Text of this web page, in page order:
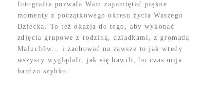
fotografia pozwala Wam zapamiętać piękne
momenty z początkowego okresu życia Waszego
Dziecka. To też okazja do tego, aby wykonać
zdjęcia grupowe z rodziną, dziadkami, z gromadą
Maluchów... i zachować na zawsze to jak wtedy
wszyscy wyglądali, jak się bawili, bo czas mija
bardzo szybko.